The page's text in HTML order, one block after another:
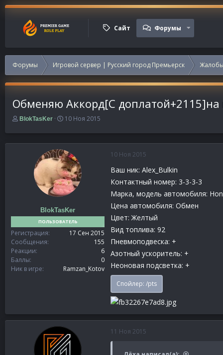
Сайт Форумы
Форумы Игровой сервер | Русский город Премьерск
Обменяю Аккорд[С
А
т
о
BlokTasKer
Д
т
а
н
а
ч
а
л
а
10 Ноя 2015
BlokTasKer
ПОЛЬЗОВАТЕЛЬ
Регистрация
17 Сен 2015
Сообщения
155
Реакции
6
Баллы
0
Ник в игре
Ramzan_Kotov
10 Ноя 2015
Ваш ник: Alex_Bulkin
Контактный номер: 3-3-3-3
Марка, модель автомобиля:
Цена автомобиля: Обмен
Цвет: Желтый
Вид топлива: 92
Пневмоподвеска: +
Азотный ускоритель: +
Неоновая подсветка: +
Спойлер: /pts
11 Ноя 2015